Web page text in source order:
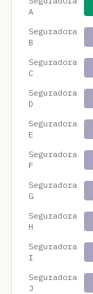
A
Seguradora
B
Seguradora
C
Seguradora
D
Seguradora
E
Seguradora
F
Seguradora
G
Seguradora
H
Seguradora
I
Seguradora
J